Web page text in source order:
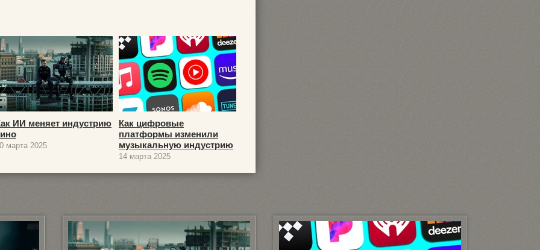
ИИ меняет индустрию
марта 2025
Как цифровые
платформы изменили
музыкальную индустрию
14 марта 2025